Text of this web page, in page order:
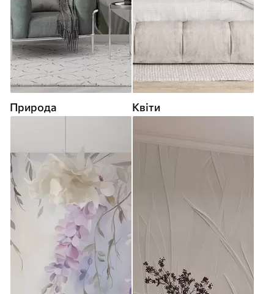
Природа Квіти